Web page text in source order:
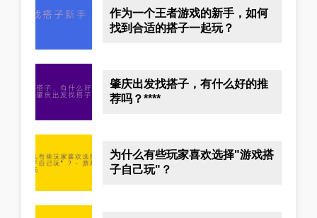
作为一个王者游戏的新手，如何
找到合适的搭子一起玩？
肇庆出发找搭子，有什么好的推
荐吗？****
为什么有些玩家喜欢选择"游戏搭
子自己玩"？